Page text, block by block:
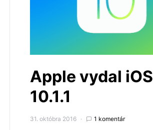
Apple vydal iOS
10.1.1
31. októbra 2016 1 komentár